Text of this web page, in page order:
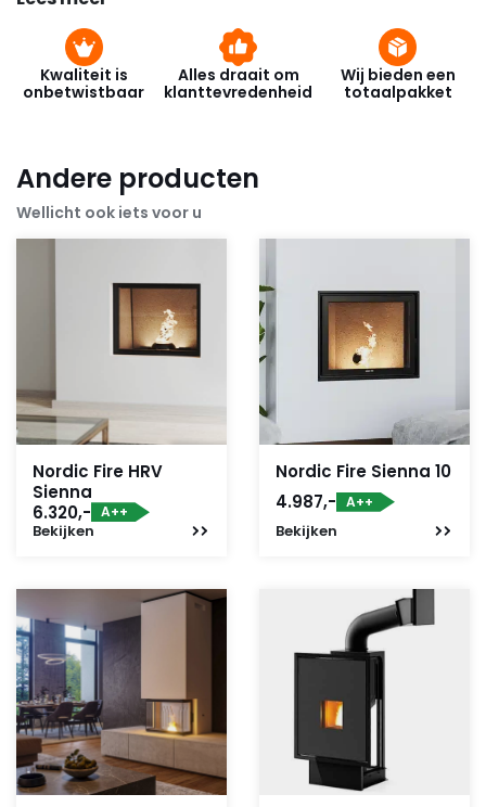
Kwaliteit is
onbetwistbaar
Alles draait om
klanttevredenheid
Wij bieden een
totaalpakket
Andere producten
Wellicht ook iets voor u
Nordic Fire HRV
Sienna
6.320,- A++
Bekijken
Nordic Fire Sienna 10
4.987,- A++
Bekijken